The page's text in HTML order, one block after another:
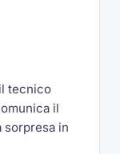
tecnico
il
sorpresa in